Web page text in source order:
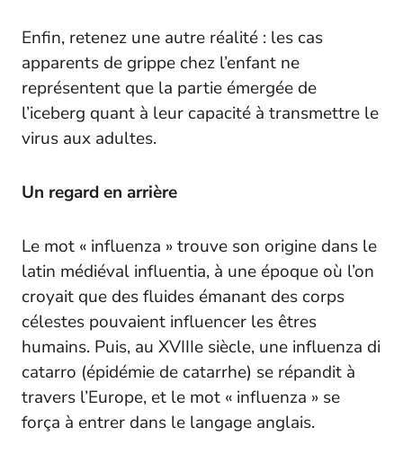
Enfin, retenez une autre réalité : les cas
apparents de grippe chez l’enfant ne
représentent que la partie émergée de
l’iceberg quant à leur capacité à transmettre le
virus aux adultes.
Un regard en arrière
Le mot « influenza » trouve son origine dans le
latin médiéval influentia, à une époque où l’on
croyait que des fluides émanant des corps
célestes pouvaient influencer les êtres
humains. Puis, au XVIIIe siècle, une influenza di
catarro (épidémie de catarrhe) se répandit à
travers l’Europe, et le mot « influenza » se
força à entrer dans le langage anglais.